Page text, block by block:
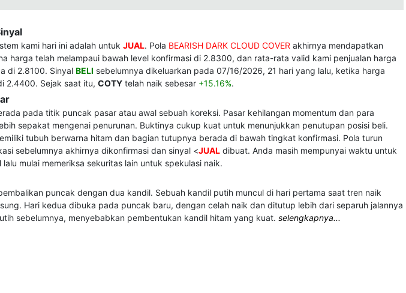
kami hari ini adalah untuk JUAL. Pola BEARISH DARK CLOUD COVER akhirnya mendapatkan
harga telah melampaui bawah level konfirmasi di 2.8300, dan rata-rata valid kami penjualan harga
di 2.8100. Sinyal BELI sebelumnya dikeluarkan pada 07/16/2026, 21 hari yang lalu, ketika harga
2.4400. Sejak saat itu, COTY telah naik sebesar +15.16%.
pada titik puncak pasar atau awal sebuah koreksi. Pasar kehilangan momentum dan para
sepakat mengenai penurunan. Buktinya cukup kuat untuk menunjukkan penutupan posisi beli.
tubuh berwarna hitam dan bagian tutupnya berada di bawah tingkat konfirmasi. Pola turun
sebelumnya akhirnya dikonfirmasi dan sinyal <JUAL dibuat. Anda masih mempunyai waktu untuk
lalu mulai memeriksa sekuritas lain untuk spekulasi naik.
puncak dengan dua kandil. Sebuah kandil putih muncul di hari pertama saat tren naik
Hari kedua dibuka pada puncak baru, dengan celah naik dan ditutup lebih dari separuh jalannya
sebelumnya, menyebabkan pembentukan kandil hitam yang kuat. selengkapnya...